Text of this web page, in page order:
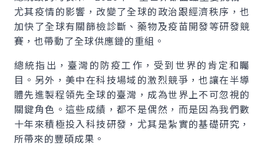
尤其疫情的影響，改變了全球的政治跟經濟秩序，也
加快了全球有關篩檢診斷、藥物及疫苗開發等研發競
賽，也帶動了全球供應鏈的重組。
總統指出，臺灣的防疫工作，受到世界的肯定和矚
目。另外，美中在科技場域的激烈競爭，也讓在半導
體先進製程領先全球的臺灣，成為世界上不可忽視的
關鍵角色。這些成績，都不是偶然，而是因為我們數
十年來積極投入科技研發，尤其是紮實的基礎研究，
所帶來的豐碩成果。